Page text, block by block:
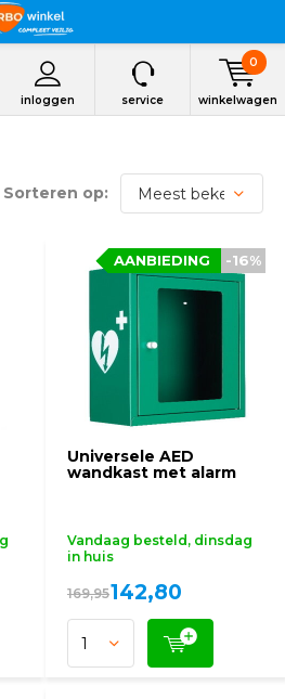
inloggen service winkelwagen
0
Sorteren op:
Universele AED
wandkast met alarm
Vandaag besteld, dinsdag
in huis
-16%
AANBIEDING
169,95142,80
-16%
AANBIEDING